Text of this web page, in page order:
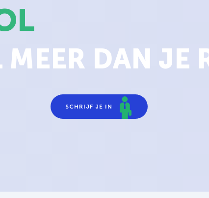
MEER DAN JE
SCHRIJF JE IN